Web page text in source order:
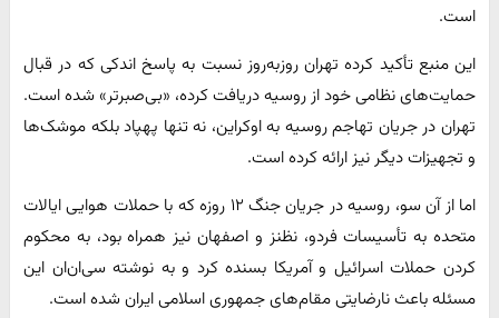
است.
این منبع تأکید کرده تهران روزبه‌روز نسبت به پاسخ اندکی که در قبال
حمایت‌های نظامی خود از روسیه دریافت کرده، «بی‌صبرتر» شده است.
تهران در جریان تهاجم روسیه به اوکراین، نه تنها پهپاد بلکه موشک‌ها
و تجهیزات دیگر نیز ارائه کرده است.
اما از آن سو، روسیه در جریان جنگ ۱۲ روزه که با حملات هوایی ایالات
متحده به تأسیسات فردو، نظنز و اصفهان نیز همراه بود، به محکوم
کردن حملات اسرائیل و آمریکا بسنده کرد و به نوشته سی‌ان‌ان این
مسئله باعث نارضایتی مقام‌های جمهوری اسلامی ایران شده است.